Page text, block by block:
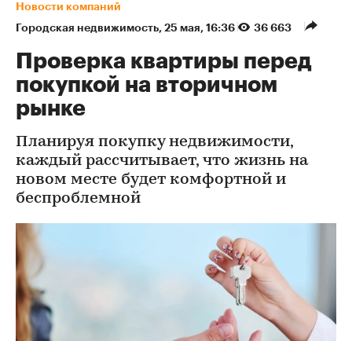
Новости компаний
Городская недвижимость⁠, 25 мая, 16:36 36 663
Проверка квартиры перед
покупкой на вторичном
рынке
Планируя покупку недвижимости,
каждый рассчитывает, что жизнь на
новом месте будет комфортной и
беспроблемной